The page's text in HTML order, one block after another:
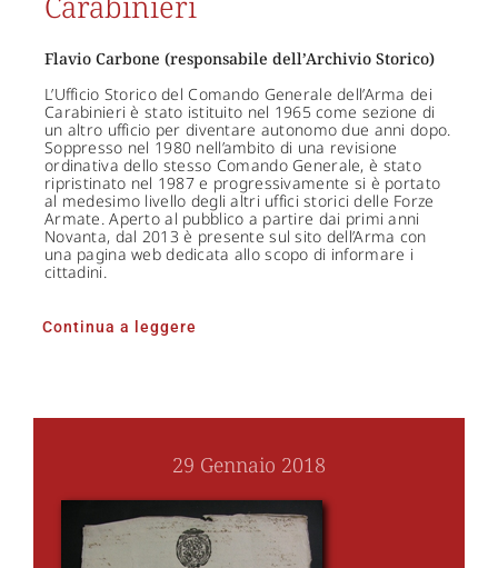
Flavio Carbone (responsabile dell’Archivio Storico)
L’Ufficio Storico del Comando Generale dell’Arma dei
Carabinieri è stato istituito nel 1965 come sezione di
un altro ufficio per diventare autonomo due anni dopo.
Soppresso nel 1980 nell’ambito di una revisione
ordinativa dello stesso Comando Generale, è stato
ripristinato nel 1987 e progressivamente si è portato
al medesimo livello degli altri uffici storici delle Forze
Armate. Aperto al pubblico a partire dai primi anni
Novanta, dal 2013 è presente sul sito dell’Arma con
una pagina web dedicata allo scopo di informare i
cittadini.
Continua a leggere
29 Gennaio 2018